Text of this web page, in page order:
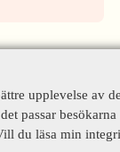
upplevelse av
passar
du läsa min